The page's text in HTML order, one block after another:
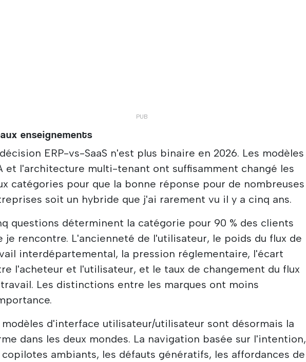
enseignements
ERP-vs-SaaS n'est plus binaire en 2026. Les modèles
et l'architecture multi-tenant ont suffisamment changé les
catégories pour que la bonne réponse pour de nombreuses
soit un hybride que j'ai rarement vu il y a cinq ans.
questions déterminent la catégorie pour 90 % des clients
je rencontre. L'ancienneté de l'utilisateur, le poids du flux de
interdépartemental, la pression réglementaire, l'écart
l'acheteur et l'utilisateur, et le taux de changement du flux
Les distinctions entre les marques ont moins
modèles d'interface utilisateur/utilisateur sont désormais la
dans les deux mondes. La navigation basée sur l'intention,
copilotes ambiants, les défauts génératifs, les affordances de